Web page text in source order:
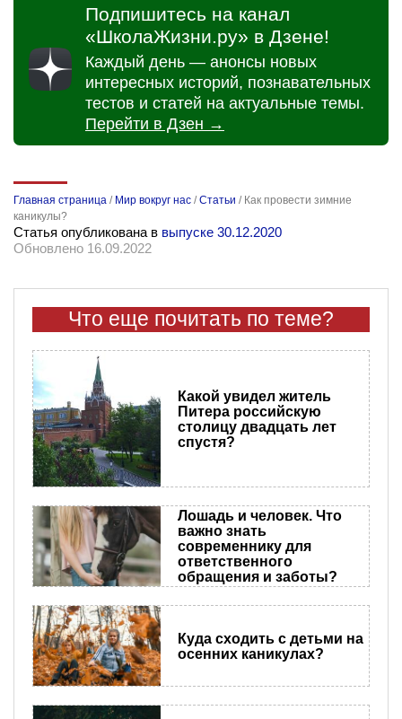
Подпишитесь на канал
«ШколаЖизни.ру» в Дзене!
Каждый день — анонсы новых
интересных историй, познавательных
тестов и статей на актуальные темы.
Перейти в Дзен →
Главная страница / Мир вокруг нас /Статьи / Как провести зимние
каникулы?
Статья опубликована в выпуске 30.12.2020
Обновлено 16.09.2022
Что еще почитать по теме?
Какой увидел житель
Питера российскую
столицу двадцать лет
спустя?
Лошадь и человек. Что
важно знать
современнику для
ответственного
обращения и заботы?
Куда сходить с детьми на
осенних каникулах?